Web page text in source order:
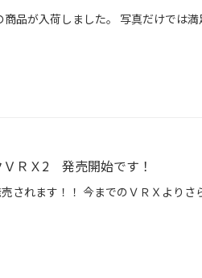
ＲＸ2 発売開始です！